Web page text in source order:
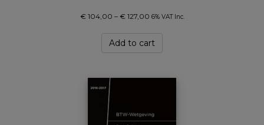
€104,00 – €127,00 6% VAT Inc.
Add to cart